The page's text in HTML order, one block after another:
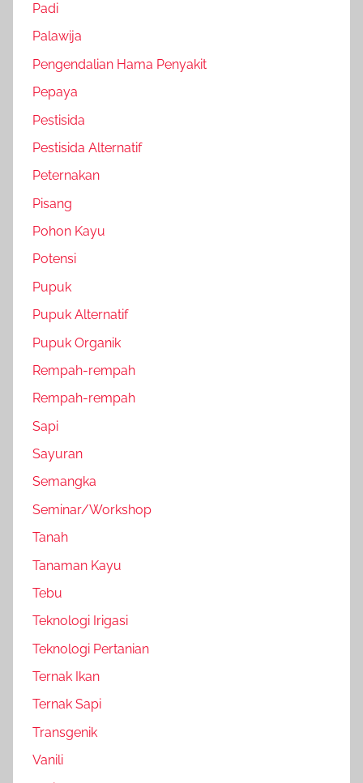
Padi
Palawija
Pengendalian Hama Penyakit
Pepaya
Pestisida
Pestisida Alternatif
Peternakan
Pisang
Pohon Kayu
Potensi
Pupuk
Pupuk Alternatif
Pupuk Organik
Rempah-rempah
Rempah-rempah
Sapi
Sayuran
Semangka
Seminar/Workshop
Tanah
Tanaman Kayu
Tebu
Teknologi Irigasi
Teknologi Pertanian
Ternak Ikan
Ternak Sapi
Transgenik
Vanili